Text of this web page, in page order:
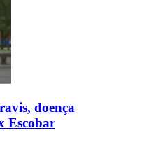
doença
Escobar